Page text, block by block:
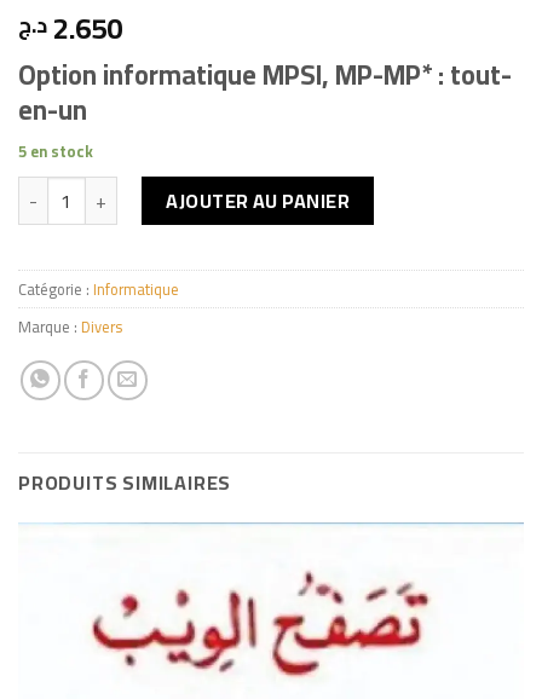
2.650د.ج
Option informatique MPSI, MP-MP* : tout-
en-un
5 en stock
quantité de Option informatique
AJOUTER AU PANIER
Catégorie : Informatique
Marque : Divers
PRODUITS SIMILAIRES